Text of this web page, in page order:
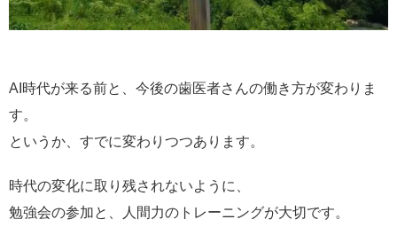
AI時代が来る前と、今後の歯医者さんの働き方が変わりま
す。
というか、すでに変わりつつあります。
時代の変化に取り残されないように、
勉強会の参加と、人間力のトレーニングが大切です。